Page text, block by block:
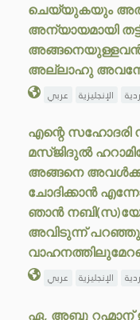
ചെയ്യുകയും അത്
അന്യായമായി
അങ്ങനെയുള്ളവൻ
അല്ലാഹു അവനോട്
عربي الإنجليزية
എന്റെ സഹോദരി
മസ്ജിദുൽ
അങ്ങനെ അവൾക്ക്
ചോദിക്കാൻ
ഞാൻ
അവിടുന്ന്
عربي الإنجليزية